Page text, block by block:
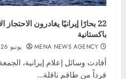
22 بحارًا إيرانيًا يغادرون
باكستانية
MENA NEWS AGENCY يونيو 26, 2026
فرداً من طاقم ناقلة...